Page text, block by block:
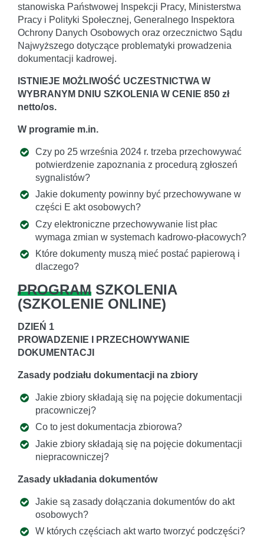
stanowiska Państwowej Inspekcji Pracy, Ministerstwa
Pracy i Polityki Społecznej, Generalnego Inspektora
Ochrony Danych Osobowych oraz orzecznictwo Sądu
Najwyższego dotyczące problematyki prowadzenia
dokumentacji kadrowej.
ISTNIEJE MOŻLIWOŚĆ UCZESTNICTWA W
WYBRANYM DNIU SZKOLENIA W CENIE 850 zł
netto/os.
W programie m.in.
Czy po 25 września 2024 r. trzeba przechowywać
potwierdzenie zapoznania z procedurą zgłoszeń
sygnalistów?
Jakie dokumenty powinny być przechowywane w
części E akt osobowych?
Czy elektroniczne przechowywanie list płac
wymaga zmian w systemach kadrowo-płacowych?
Które dokumenty muszą mieć postać papierową i
dlaczego?
PROGRAM SZKOLENIA
(SZKOLENIE ONLINE)
DZIEŃ 1
PROWADZENIE I PRZECHOWYWANIE
DOKUMENTACJI
Zasady podziału dokumentacji na zbiory
Jakie zbiory składają się na pojęcie dokumentacji
pracowniczej?
Co to jest dokumentacja zbiorowa?
Jakie zbiory składają się na pojęcie dokumentacji
niepracowniczej?
Zasady układania dokumentów
Jakie są zasady dołączania dokumentów do akt
osobowych?
W których częściach akt warto tworzyć podczęści?